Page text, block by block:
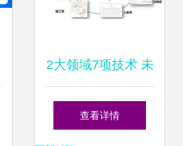
2大领域7项技术 未
来高科技建筑的创
查看详情